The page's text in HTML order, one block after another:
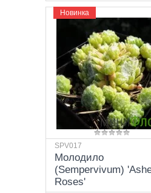
Новинка
SPV017
Молодило
(Sempervivum)
Roses'